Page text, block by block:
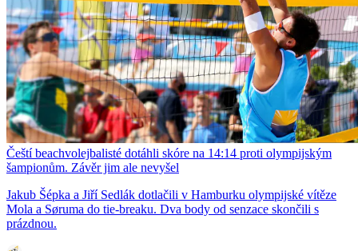
Čeští beachvolejbalisté dotáhli skóre na 14:14 proti olympijským
šampionům. Závěr jim ale nevyšel
Jakub Šépka a Jiří Sedlák dotlačili v Hamburku olympijské vítěze
Mola a Søruma do tie-breaku. Dva body od senzace skončili s
prázdnou.